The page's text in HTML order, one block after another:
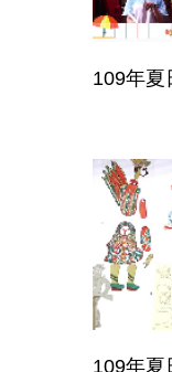
109年夏
109年夏